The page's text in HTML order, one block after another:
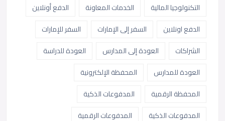
التكنولوجيا المالية
الخدمات المعاونة
الدفع أونلاين
الدفع اونلاين
السفر إلى الإمارات
السفر للإمارات
الشراكات
العودة إلى المدارس
العودة للدراسة
العودة للمدارس
المحفظة الإلكترونية
المحفظة الرقمية
المدفوعات الذكية
المدفوعات الذكية
المدفوعات الرقمية